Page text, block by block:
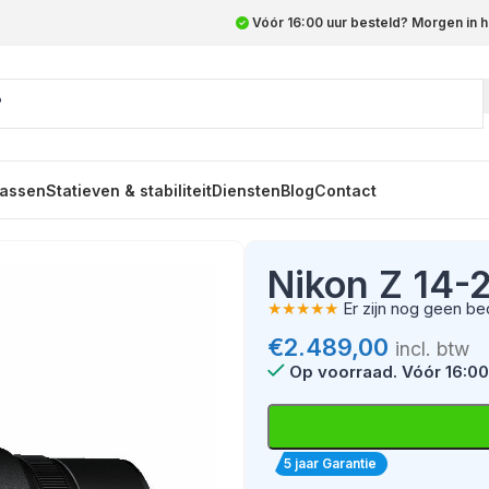
Vóór 16:00 uur besteld? Morgen in
Statieven & stabiliteitDienstenBlogContact
2.8 S objectief
Nikon Z
★★★★★ Er zijn nog geen
€2.489,00 incl. btw
Op voorraad
5 jaar Garantie